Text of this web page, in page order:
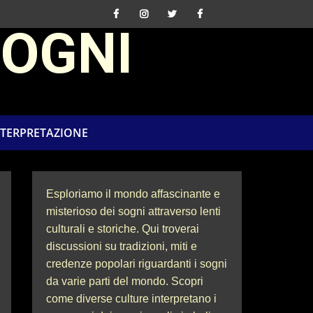
Esploriamo il mondo affascinante e
misterioso dei sogni attraverso lenti
culturali e storiche. Qui troverai
discussioni su tradizioni, miti e
credenze popolari riguardanti i sogni
da varie parti del mondo. Scopri
come diverse culture interpretano i